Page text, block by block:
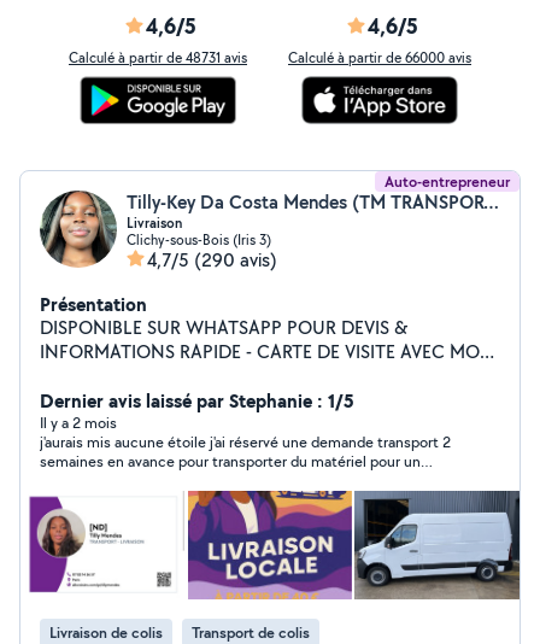
4,6/5
Calculé à partir de 48731 avis
4,6/5
Calculé à partir de 66000 avis
Auto-entrepreneur
Tilly-Key Da Costa Mendes (TM TRANSPORT)
Livraison
Clichy-sous-Bois (Iris 3)
4,7/5 (290 avis)
Présentation
DISPONIBLE SUR WHATSAPP POUR DEVIS &
INFORMATIONS RAPIDE - CARTE DE VISITE AVEC MON
une communication très réactif. Je reste disponible à
toutes questions et propositions.
Dernier avis laissé par Stephanie : 1/5
Il y a 2 mois
j'aurais mis aucune étoile j'ai réservé une demande transport 2
semaines en avance pour transporter du matériel pour un
important, la veille je demande une confirmation je reçois un
message à 1h30 alors que nous avions rdv à 8h30 le jour même,
pour me dire que ça ne sera pas possible. et sans explication
de la part de cette personne. je ne recommande pas.
personnes pas sérieuse et respectueuse. je n'ai pas pu
compter sur cette prestation pour une journée aussi
importante qu'un mariage.
Livraison de colis
Transport de colis